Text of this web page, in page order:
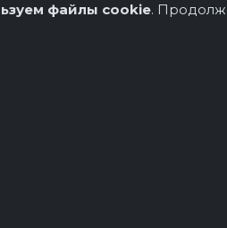
файлы cookie.